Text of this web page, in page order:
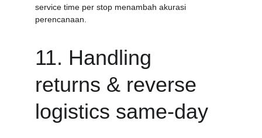
service time per stop menambah akurasi
perencanaan.
11. Handling
returns & reverse
logistics same-day